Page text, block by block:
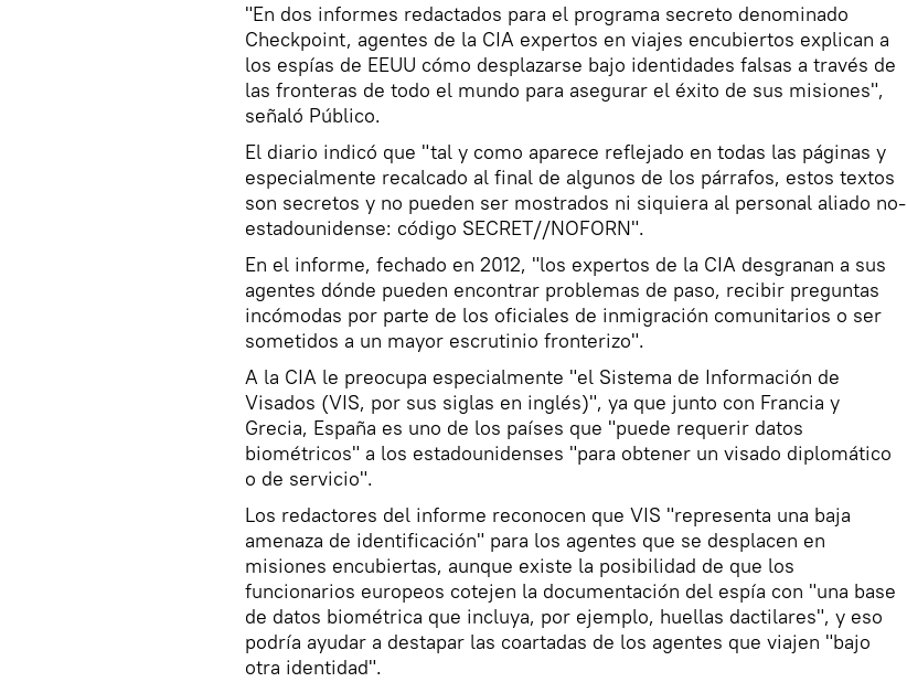
"En dos informes redactados para el programa secreto denominado
Checkpoint, agentes de la CIA expertos en viajes encubiertos explican a
los espías de EEUU cómo desplazarse bajo identidades falsas a través de
las fronteras de todo el mundo para asegurar el éxito de sus misiones",
señaló Público.
El diario indicó que "tal y como aparece reflejado en todas las páginas y
especialmente recalcado al final de algunos de los párrafos, estos textos
son secretos y no pueden ser mostrados ni siquiera al personal aliado no-
estadounidense: código SECRET//NOFORN".
En el informe, fechado en 2012, "los expertos de la CIA desgranan a sus
agentes dónde pueden encontrar problemas de paso, recibir preguntas
incómodas por parte de los oficiales de inmigración comunitarios o ser
sometidos a un mayor escrutinio fronterizo".
A la CIA le preocupa especialmente "el Sistema de Información de
Visados (VIS, por sus siglas en inglés)", ya que junto con Francia y
Grecia, España es uno de los países que "puede requerir datos
biométricos" a los estadounidenses "para obtener un visado diplomático
o de servicio".
Los redactores del informe reconocen que VIS "representa una baja
amenaza de identificación" para los agentes que se desplacen en
misiones encubiertas, aunque existe la posibilidad de que los
funcionarios europeos cotejen la documentación del espía con "una base
de datos biométrica que incluya, por ejemplo, huellas dactilares", y eso
podría ayudar a destapar las coartadas de los agentes que viajen "bajo
otra identidad".